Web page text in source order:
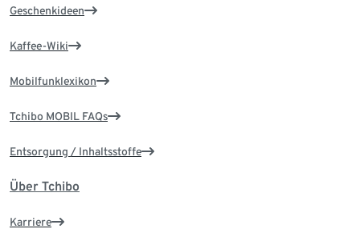
Geschenkideen
Kaffee-Wiki
Mobilfunklexikon
Tchibo MOBIL FAQs
Entsorgung / Inhaltsstoffe
Über Tchibo
Karriere